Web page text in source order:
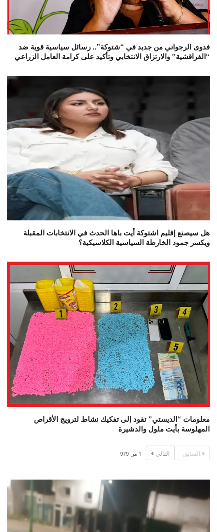
فدوى الرجواني من جديد في “شتوكة”.. رسائل سياسية قوية ضد
“الفراقشية” والارتزاق الانتخابي وتأكيد على كرامة العامل الزراعي
هل سيصنع إقليم اشتوكة أيت باها الحدث في الانتخابات المقبلة
ويكسر جمود الخارطة السياسية الكلاسيكية؟
معلومات “الديستي” تقود إلى تفكيك نشاط لترويج الأقراص
المهلوسة بأيت ملول والدشيرة
السابق التالي 1 من 979